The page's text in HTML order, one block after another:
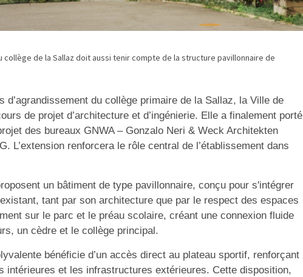
collège de la Sallaz doit aussi tenir compte de la structure pavillonnaire de
d’agrandissement du collège primaire de la Sallaz, la Ville de
de projet d’architecture et d’ingénierie. Elle a finalement porté
des bureaux GNWA – Gonzalo Neri & Weck Architekten
L’extension renforcera le rôle central de l’établissement dans
un bâtiment de type pavillonnaire, conçu pour s'intégrer
tant par son architecture que par le respect des espaces
sur le parc et le préau scolaire, créant une connexion fluide
un cèdre et le collège principal.
bénéficie d’un accès direct au plateau sportif, renforçant
intérieures et les infrastructures extérieures. Cette disposition,